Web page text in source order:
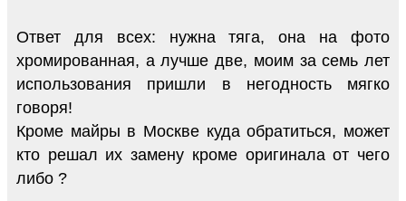
Ответ для всех: нужна тяга, она на фото
хромированная, а лучше две, моим за семь лет
использования пришли в негодность мягко
говоря!
Кроме майры в Москве куда обратиться, может
кто решал их замену кроме оригинала от чего
либо ?